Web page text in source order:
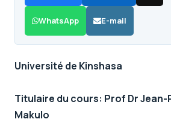
WhatsApp E-mail
Université de Kinshasa
Titulaire du cours: Prof Dr
Makulo